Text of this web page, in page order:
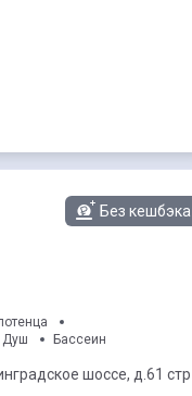
Без кешбэка
Душ Бассеин
шоссе, д.61 стр